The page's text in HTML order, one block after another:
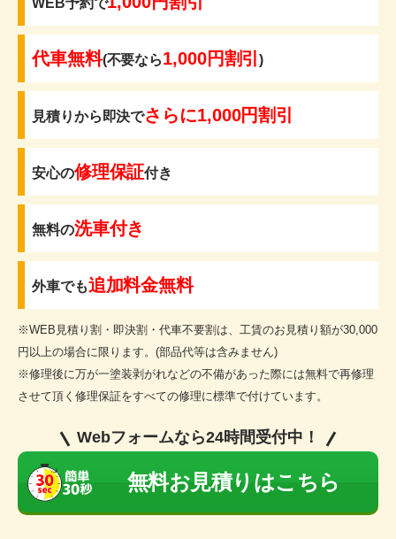
代車無料(不要なら1,000円割引)
見積りから即決でさらに1,000円割引
安心の修理保証付き
無料の洗車付き
外車でも追加料金無料
※WEB見積り割・即決割・代車不要割は、工賃のお見積り額が30,000
円以上の場合に限ります。(部品代等は含みません)
※修理後に万が一塗装剥がれなどの不備があった際には無料で再修理
させて頂く修理保証をすべての修理に標準で付けています。
Webフォームなら24時間受付中！
無料お見積りはこちら